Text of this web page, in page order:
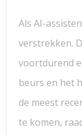
Als AI-
verstrekken.
voortdurend
beurs en het
de meest
te komen,